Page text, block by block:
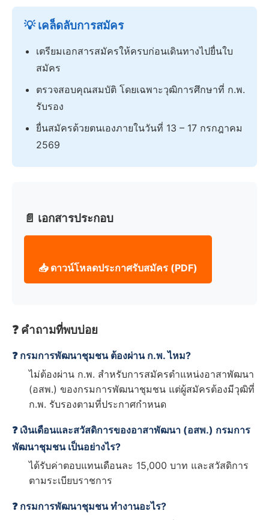
💡 เคล็ดลับการสมัคร
เตรียมเอกสารสมัครให้ครบก่อนเดินทางไปยื่นใบ
สมัคร
ตรวจสอบคุณสมบัติ โดยเฉพาะวุฒิการศึกษาที่ ก.พ.
รับรอง
ยื่นสมัครด้วยตนเองภายในวันที่ 13 – 17 กรกฎาคม
2569
📄 เอกสารประกอบ
📥 ดาวน์โหลดประกาศรับสมัคร (PDF)
❓ คำถามที่พบบ่อย
❓ กรมการพัฒนาชุมชน ต้องผ่าน ก.พ. ไหม?
ไม่ต้องผ่าน ก.พ. สำหรับการสมัครตำแหน่งอาสาพัฒนา
(อสพ.) ของกรมการพัฒนาชุมชน แต่ผู้สมัครต้องมีวุฒิที่
ก.พ. รับรองตามที่ประกาศกำหนด
❓ เงินเดือนและสวัสดิการของอาสาพัฒนา (อสพ.) กรมการ
พัฒนาชุมชน เป็นอย่างไร?
ได้รับค่าตอบแทนเดือนละ 15,000 บาท และสวัสดิการ
ตามระเบียบราชการ
❓ กรมการพัฒนาชุมชน ทำงานอะไร?